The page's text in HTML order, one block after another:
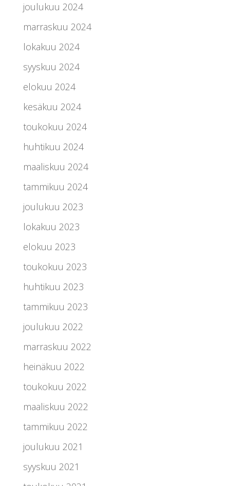
joulukuu 2024
marraskuu 2024
lokakuu 2024
syyskuu 2024
elokuu 2024
kesäkuu 2024
toukokuu 2024
huhtikuu 2024
maaliskuu 2024
tammikuu 2024
joulukuu 2023
lokakuu 2023
elokuu 2023
toukokuu 2023
huhtikuu 2023
tammikuu 2023
joulukuu 2022
marraskuu 2022
heinäkuu 2022
toukokuu 2022
maaliskuu 2022
tammikuu 2022
joulukuu 2021
syyskuu 2021